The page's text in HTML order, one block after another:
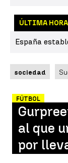
ÚLTIMA HORA
España
sociedad
FÚTBOL
al que
por